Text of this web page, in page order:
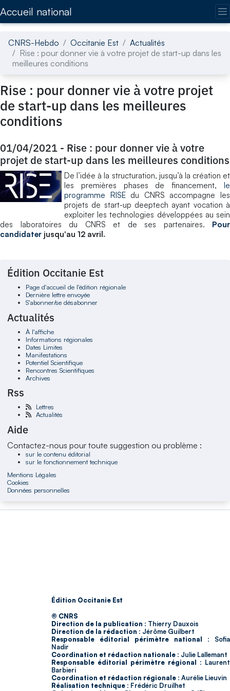
Accueil national
CNRS-Hebdo Occitanie Est
Actualités
Rise : pour donner vie à votre projet de start-up dans les
meilleures conditions
Rise : pour donner vie à votre projet
de start-up dans les meilleures
conditions
01/04/2021 - Rise : pour donner vie à votre
projet de start-up dans les meilleures conditions
De l’idée à la structuration, jusqu’à la création et
les premières phases de financement, le
programme RISEdu CNRS accompagne les
projets de start-up deeptech ayant vocation à
exploiter les technologies développées au sein
des laboratoires du CNRS et de ses partenaires.
Pour
candidater jusqu'au 12 avril.
Édition Occitanie Est
Page d'accueil de l'édition régionale
Dernière lettre envoyée
S'abonner/se désabonner
Actualités
À l'affiche
Informations régionales
Dates Limites
Manifestations
Potentiel Scientifique
Rencontres Scientifiques
Archives
Rss
Lettres
Actualités
Aide
Contactez-nous pour toute suggestion ou problème :
sur le contenu éditorial
sur le fonctionnement technique
Mentions Légales
Cookies
Données personnelles
Édition Occitanie Est
© CNRS
Direction de la publication : Thierry Dauxois
Direction de la rédaction : Jérôme Guilbert
Responsable éditorial périmètre national : Sofia
Nadir
Coordination et rédaction nationale : Julie Lallemant
Responsable éditorial périmètre régional : Laurent
Barbieri
Coordination et rédaction régionale : Aurélie Lieuvin
Réalisation technique : Frédéric Druilhet